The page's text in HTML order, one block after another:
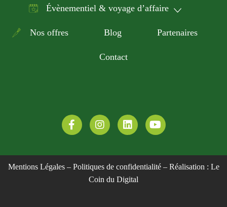
Évènementiel & voyage d’affaire
Nos offres Blog Partenaires
Contact
Mentions Légales– Politiques de confidentialité– Réalisation : Le
Coin du Digital